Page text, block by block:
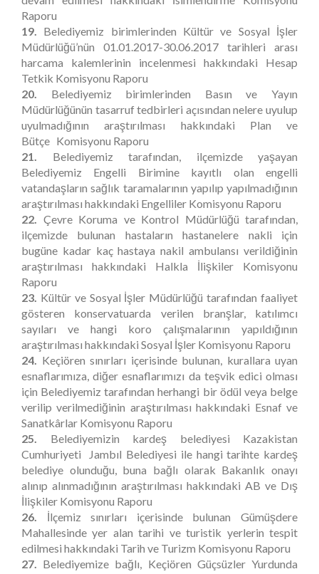
Raporu
19. Belediyemiz birimlerinden Kültür ve Sosyal İşler
Müdürlüğü’nün 01.01.2017-30.06.2017 tarihleri arası
harcama kalemlerinin incelenmesi hakkındaki Hesap
Tetkik Komisyonu Raporu
20. Belediyemiz birimlerinden Basın ve Yayın
Müdürlüğünün tasarruf tedbirleri açısından nelere uyulup
uyulmadığının araştırılması hakkındaki Plan ve
Bütçe Komisyonu Raporu
21. Belediyemiz tarafından, ilçemizde yaşayan
Belediyemiz Engelli Birimine kayıtlı olan engelli
vatandaşların sağlık taramalarının yapılıp yapılmadığının
araştırılması hakkındaki Engelliler Komisyonu Raporu
22. Çevre Koruma ve Kontrol Müdürlüğü tarafından,
ilçemizde bulunan hastaların hastanelere nakli için
bugüne kadar kaç hastaya nakil ambulansı verildiğinin
araştırılması hakkındaki Halkla İlişkiler Komisyonu
Raporu
23. Kültür ve Sosyal İşler Müdürlüğü tarafından faaliyet
gösteren konservatuarda verilen branşlar, katılımcı
sayıları ve hangi koro çalışmalarının yapıldığının
araştırılması hakkındaki Sosyal İşler Komisyonu Raporu
24. Keçiören sınırları içerisinde bulunan, kurallara uyan
esnaflarımıza, diğer esnaflarımızı da teşvik edici olması
için Belediyemiz tarafından herhangi bir ödül veya belge
verilip verilmediğinin araştırılması hakkındaki Esnaf ve
Sanatkârlar Komisyonu Raporu
25. Belediyemizin kardeş belediyesi Kazakistan
Cumhuriyeti Jambıl Belediyesi ile hangi tarihte kardeş
belediye olunduğu, buna bağlı olarak Bakanlık onayı
alınıp alınmadığının araştırılması hakkındaki AB ve Dış
İlişkiler Komisyonu Raporu
26. İlçemiz sınırları içerisinde bulunan Gümüşdere
Mahallesinde yer alan tarihi ve turistik yerlerin tespit
edilmesi hakkındaki Tarih ve Turizm Komisyonu Raporu
27. Belediyemize bağlı, Keçiören Güçsüzler Yurdunda